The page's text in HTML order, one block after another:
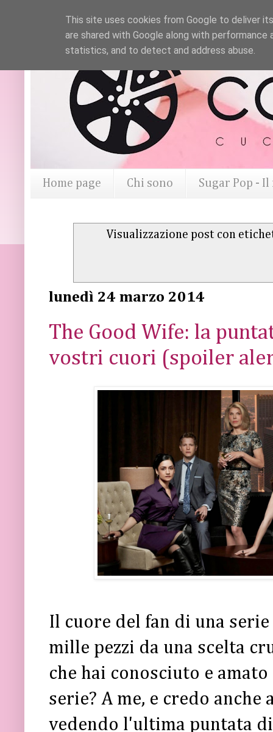
Home page Chi sono Sugar Pop -
Visualizzazione post con
lunedì 24 marzo 2014
The Good Wife: la
vostri cuori (spoiler
Il cuore del fan di una
mille pezzi da una scelta
che hai conosciuto e
serie? A me, e credo
vedendo l'ultima puntata
This site uses cookies from Google to deliver
are shared with Google along with
statistics, and to detect and address abuse.